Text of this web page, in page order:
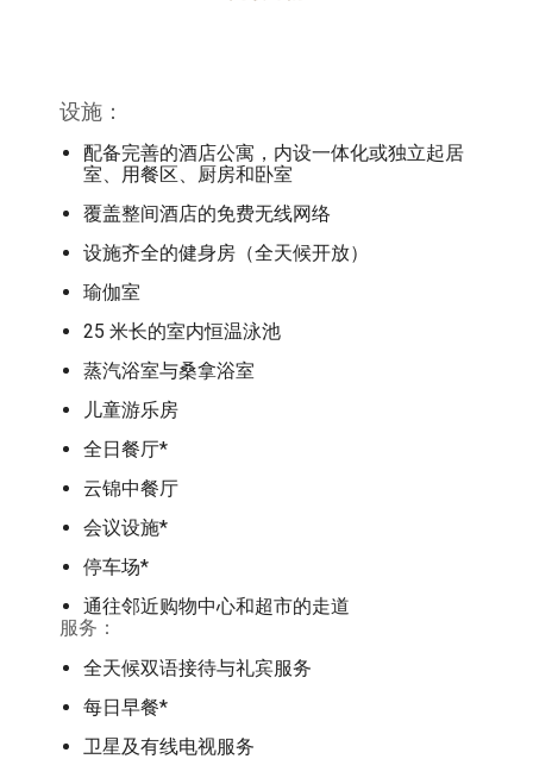
设施：
配备完善的酒店公寓，内设一体化或独立起居
室、用餐区、厨房和卧室
覆盖整间酒店的免费无线网络
设施齐全的健身房（全天候开放）
瑜伽室
25 米长的室内恒温泳池
蒸汽浴室与桑拿浴室
儿童游乐房
全日餐厅*
云锦中餐厅
会议设施*
停车场*
通往邻近购物中心和超市的走道
服务：
全天候双语接待与礼宾服务
每日早餐*
卫星及有线电视服务